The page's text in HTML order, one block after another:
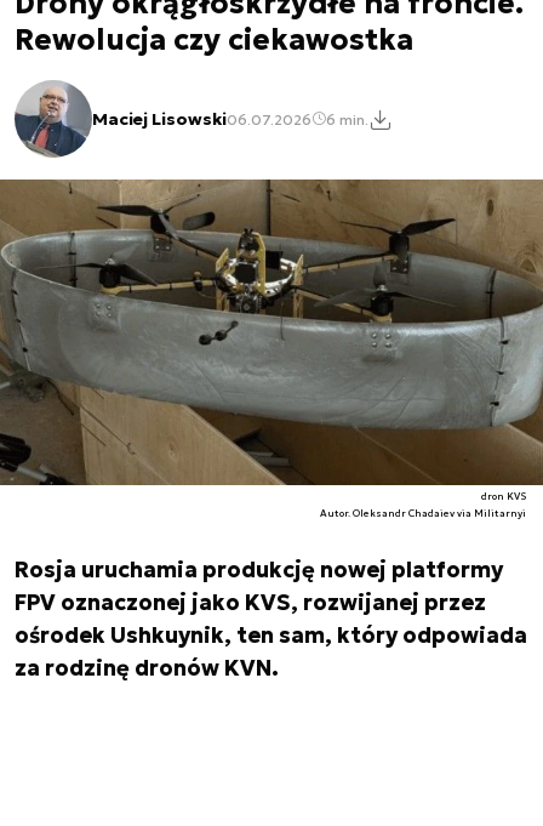
Rewolucja czy ciekawostka
Maciej Lisowski06.07.2026 6 min.
dron KVS
Autor. Oleksandr Chadaiev via Militarnyi
Rosja uruchamia produkcję nowej platformy
FPV oznaczonej jako KVS, rozwijanej przez
ośrodek Ushkuynik, ten sam, który odpowiada
za rodzinę dronów KVN.